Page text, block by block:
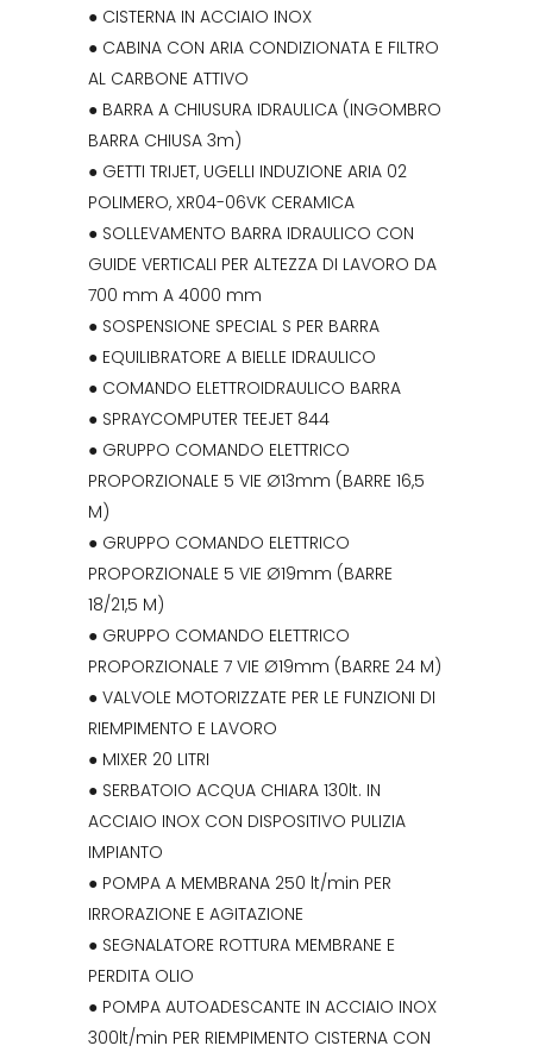
● CISTERNA IN ACCIAIO INOX
● CABINA CON ARIA CONDIZIONATA E FILTRO
AL CARBONE ATTIVO
● BARRA A CHIUSURA IDRAULICA (INGOMBRO
BARRA CHIUSA 3m)
● GETTI TRIJET, UGELLI INDUZIONE ARIA 02
POLIMERO, XR04-06VK CERAMICA
● SOLLEVAMENTO BARRA IDRAULICO CON
GUIDE VERTICALI PER ALTEZZA DI LAVORO DA
700 mm A 4000 mm
● SOSPENSIONE SPECIAL S PER BARRA
● EQUILIBRATORE A BIELLE IDRAULICO
● COMANDO ELETTROIDRAULICO BARRA
● SPRAYCOMPUTER TEEJET 844
● GRUPPO COMANDO ELETTRICO
PROPORZIONALE 5 VIE Ø13mm (BARRE 16,5
M)
● GRUPPO COMANDO ELETTRICO
PROPORZIONALE 5 VIE Ø19mm (BARRE
18/21,5 M)
● GRUPPO COMANDO ELETTRICO
PROPORZIONALE 7 VIE Ø19mm (BARRE 24 M)
● VALVOLE MOTORIZZATE PER LE FUNZIONI DI
RIEMPIMENTO E LAVORO
● MIXER 20 LITRI
● SERBATOIO ACQUA CHIARA 130lt. IN
ACCIAIO INOX CON DISPOSITIVO PULIZIA
IMPIANTO
● POMPA A MEMBRANA 250 lt/min PER
IRRORAZIONE E AGITAZIONE
● SEGNALATORE ROTTURA MEMBRANE E
PERDITA OLIO
● POMPA AUTOADESCANTE IN ACCIAIO INOX
300lt/min PER RIEMPIMENTO CISTERNA CON